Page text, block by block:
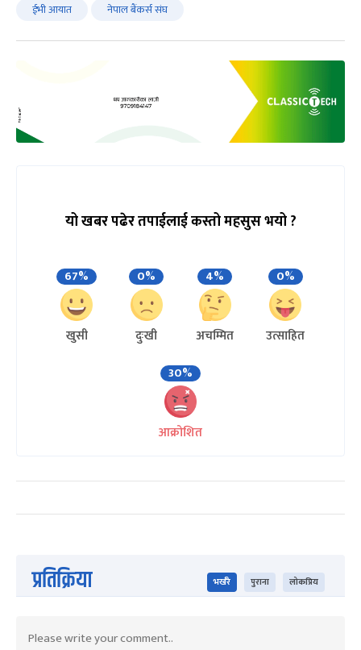
ईभी आयात नेपाल बैंकर्स संघ
यो खबर पढेर तपाईलाई कस्तो महसुस भयो ?
67%
खुसी
0%
दुःखी
4%
अचम्मित
0%
उत्साहित
30%
आक्रोशित
प्रतिक्रिया भर्खरै पुराना लोकप्रिय